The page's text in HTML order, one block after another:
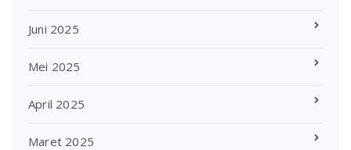
Juni 2025
Mei 2025
April 2025
Maret 2025